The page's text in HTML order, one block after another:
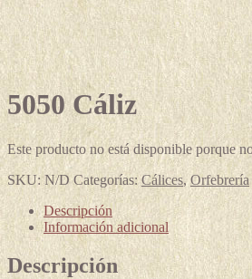
5050 Cáliz
Este producto no está disponible porque
SKU:N/D Categorías:Cálices,Orfebrería
Descripción
Información adicional
Descripción